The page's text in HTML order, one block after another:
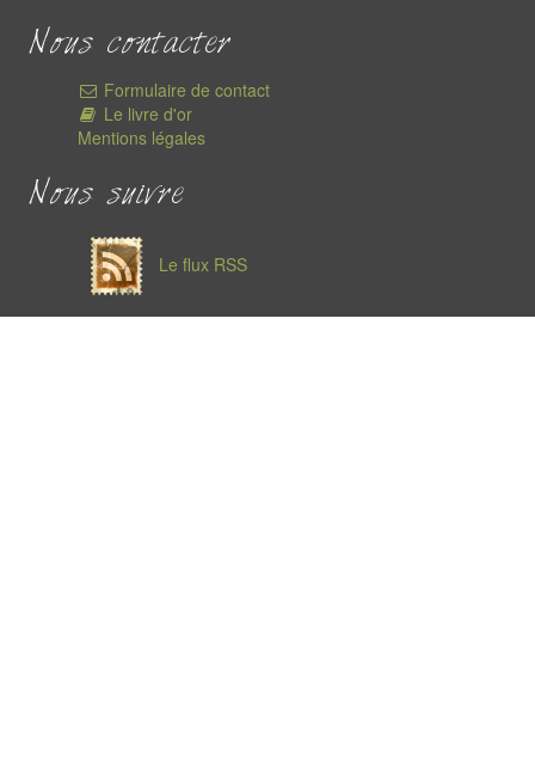
Nous contacter
Formulaire de contact
Le livre d'or
Mentions légales
Nous suivre
Le flux RSS